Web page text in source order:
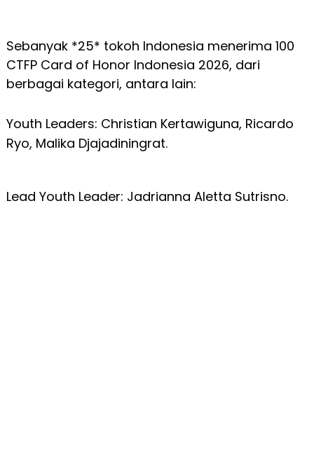
Sebanyak *25* tokoh Indonesia menerima 100
CTFP Card of Honor Indonesia 2026, dari
berbagai kategori, antara lain:
Youth Leaders: Christian Kertawiguna, Ricardo
Ryo, Malika Djajadiningrat.
Lead Youth Leader: Jadrianna Aletta Sutrisno.